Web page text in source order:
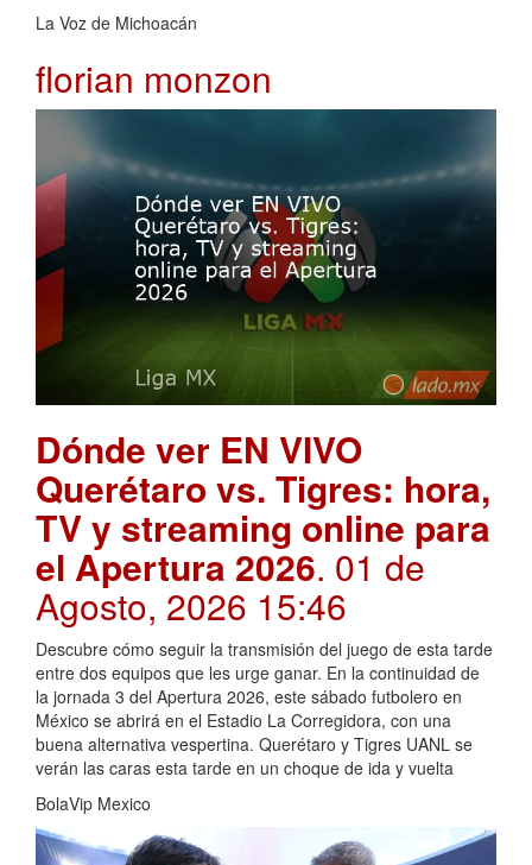
La Voz de Michoacán
florian monzon
Dónde ver EN VIVO
Querétaro vs. Tigres: hora,
TV y streaming online para
el Apertura 2026. 01 de
Agosto, 2026 15:46
Descubre cómo seguir la transmisión del juego de esta tarde
entre dos equipos que les urge ganar. En la continuidad de
la jornada 3 del Apertura 2026, este sábado futbolero en
México se abrirá en el Estadio La Corregidora, con una
buena alternativa vespertina. Querétaro y Tigres UANL se
verán las caras esta tarde en un choque de ida y vuelta
BolaVip Mexico